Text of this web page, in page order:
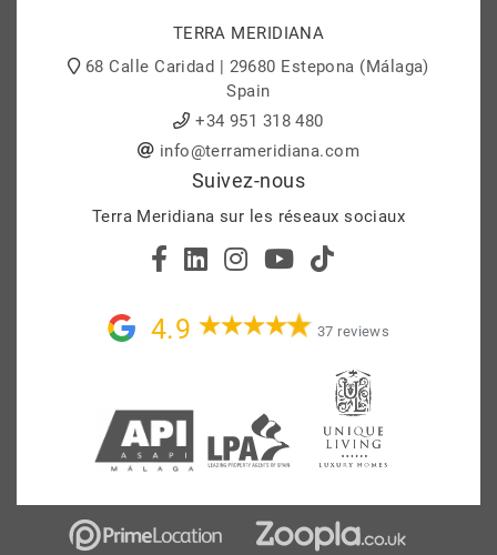
TERRA MERIDIANA
68 Calle Caridad | 29680 Estepona (Málaga)
Spain
+34 951 318 480
info@terrameridiana.com
Suivez-nous
Terra Meridiana sur les réseaux sociaux
4.9 37 reviews